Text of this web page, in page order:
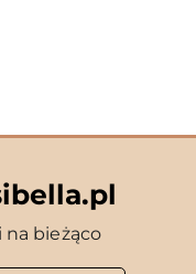
na bieżąco